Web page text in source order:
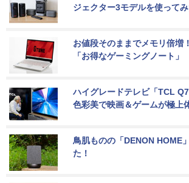
ジェクター3モデルを使って
お値段そのままでメモリ倍増
「お得なゲーミングノート」
ハイグレードテレビ「TCL
色彩美で映画＆ゲームが極上
鳥肌ものの「DENON HOME
た！